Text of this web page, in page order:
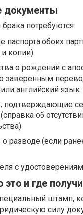
документы
потребуются:
паспорта обоих
копии)
о рождении с
заверенным
английский язык
подтверждающие
об
разводе (если
с
это и где
штамп,
силу